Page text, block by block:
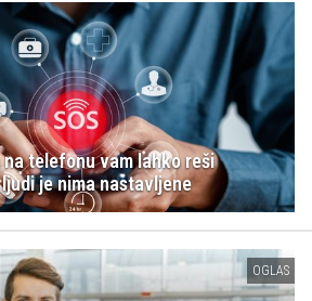
telefonu vam lahko reši
je nima nastavljene
OGLAS